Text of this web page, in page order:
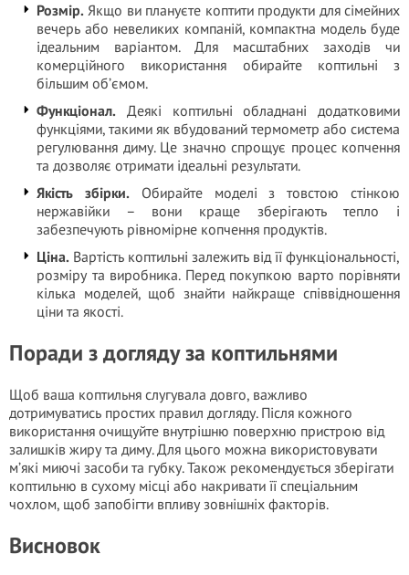
Розмір. Якщо ви плануєте коптити продукти для сімейних
вечерь або невеликих компаній, компактна модель буде
ідеальним варіантом. Для масштабних заходів чи
комерційного використання обирайте коптильні з
більшим об’ємом.
Функціонал. Деякі коптильні обладнані додатковими
функціями, такими як вбудований термометр або система
регулювання диму. Це значно спрощує процес копчення
та дозволяє отримати ідеальні результати.
Якість збірки.Обирайте моделі з товстою стінкою
нержавійки – вони краще зберігають тепло і
забезпечують рівномірне копчення продуктів.
Ціна. Вартість коптильні залежить від її функціональності,
розміру та виробника. Перед покупкою варто порівняти
кілька моделей, щоб знайти найкраще співвідношення
ціни та якості.
Поради з догляду за коптильнями
Щоб ваша коптильня слугувала довго, важливо
дотримуватись простих правил догляду. Після кожного
використання очищуйте внутрішню поверхню пристрою від
залишків жиру та диму. Для цього можна використовувати
м’які миючі засоби та губку. Також рекомендується зберігати
коптильню в сухому місці або накривати її спеціальним
чохлом, щоб запобігти впливу зовнішніх факторів.
Висновок